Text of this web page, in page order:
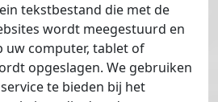
tekstbestand die met de
wordt meegestuurd en
computer, tablet of
opgeslagen. We gebruiken
te bieden bij het